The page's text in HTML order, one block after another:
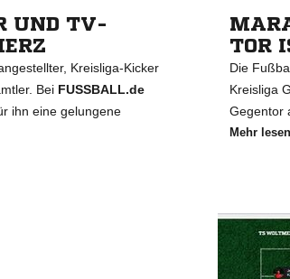
UND TV-
Kreisliga-Kicker
Bei FUSSBALL.de
ihn eine gelungene
TOR
Die
Kreisliga
Gegentor
Mehr lesen